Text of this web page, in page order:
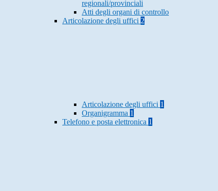
regionali/provinciali
Atti degli organi di controllo
Articolazione degli uffici 2
Articolazione degli uffici 1
Organigramma 1
Telefono e posta elettronica 1